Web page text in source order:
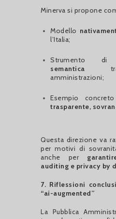
Minerva si propone
Modello
l’Italia;
Strumento
semantica tra
amministrazioni;
Esempio
trasparente,
Questa direzione va
per motivi di
anche per
auditing e privacy by
7. Riflessioni
“ai-augmented”
La Pubblica